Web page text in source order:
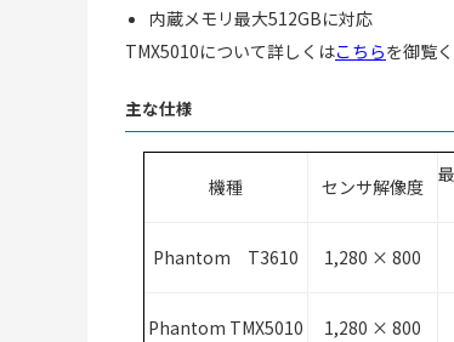
内蔵メモリ最大512GBに対応
TMX5010について詳しくはこちらを御覧
主な仕様
機種 センサ解像度
Phantom T3610 1,280 × 800
Phantom TMX5010 1,280 × 800